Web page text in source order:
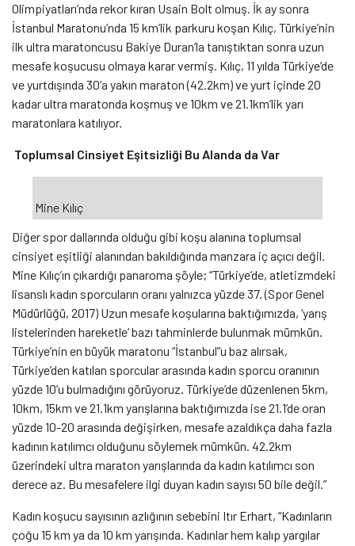
Olimpiyatları’nda rekor kıran Usain Bolt olmuş. İk ay sonra
İstanbul Maratonu’nda 15 km’lik parkuru koşan Kılıç, Türkiye’nin
ilk ultra maratoncusu Bakiye Duran’la tanıştıktan sonra uzun
mesafe koşucusu olmaya karar vermiş. Kılıç, 11 yılda Türkiye’de
ve yurtdışında 30’a yakın maraton (42.2km) ve yurt içinde 20
kadar ultra maratonda koşmuş ve 10km ve 21.1km’lik yarı
maratonlara katılıyor.
Toplumsal Cinsiyet Eşitsizliği Bu Alanda da Var
Mine Kılıç
Diğer spor dallarında olduğu gibi koşu alanına toplumsal
cinsiyet eşitliği alanından bakıldığında manzara iç açıcı değil.
Mine Kılıç’ın çıkardığı panaroma şöyle; “Türkiye’de, atletizmdeki
lisanslı kadın sporcuların oranı yalnızca yüzde 37. (Spor Genel
Müdürlüğü, 2017) Uzun mesafe koşularına baktığımızda, ‘yarış
listelerinden hareketle’ bazı tahminlerde bulunmak mümkün.
Türkiye’nin en büyük maratonu “İstanbul”u baz alırsak,
Türkiye’den katılan sporcular arasında kadın sporcu oranının
yüzde 10’u bulmadığını görüyoruz. Türkiye’de düzenlenen 5km,
10km, 15km ve 21.1km yarışlarına baktığımızda ise 21.1’de oran
yüzde 10-20 arasında değişirken, mesafe azaldıkça daha fazla
kadının katılımcı olduğunu söylemek mümkün. 42.2km
üzerindeki ultra maraton yarışlarında da kadın katılımcı son
derece az. Bu mesafelere ilgi duyan kadın sayısı 50 bile değil.”
Kadın koşucu sayısının azlığının sebebini Itır Erhart, “Kadınların
çoğu 15 km ya da 10 km yarışında. Kadınlar hem kalıp yargılar